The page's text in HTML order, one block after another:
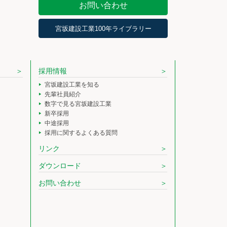
お問い合わせ
宮坂建設工業100年ライブラリー
採用情報
宮坂建設工業を知る
先輩社員紹介
数字で見る宮坂建設工業
新卒採用
中途採用
採用に関するよくある質問
リンク
ダウンロード
お問い合わせ